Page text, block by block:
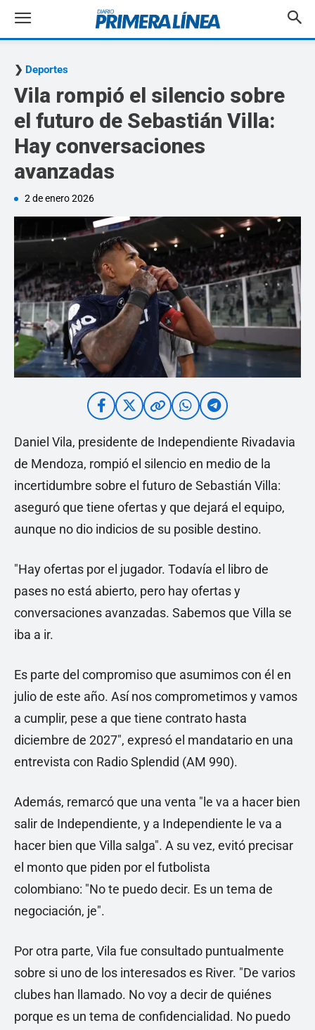
Deportes
Vila rompió el silencio sobre
el futuro de Sebastián Villa:
Hay conversaciones
avanzadas
2 de enero 2026
Daniel Vila, presidente de Independiente Rivadavia
de Mendoza, rompió el silencio en medio de la
incertidumbre sobre el futuro de Sebastián Villa:
aseguró que tiene ofertas y que dejará el equipo,
aunque no dio indicios de su posible destino.
"Hay ofertas por el jugador. Todavía el libro de
pases no está abierto, pero hay ofertas y
conversaciones avanzadas. Sabemos que Villa se
iba a ir.
Es parte del compromiso que asumimos con él en
julio de este año. Así nos comprometimos y vamos
a cumplir, pese a que tiene contrato hasta
diciembre de 2027", expresó el mandatario en una
entrevista con Radio Splendid (AM 990).
Además, remarcó que una venta "le va a hacer bien
salir de Independiente, y a Independiente le va a
hacer bien que Villa salga". A su vez, evitó precisar
el monto que piden por el futbolista
colombiano: "No te puedo decir. Es un tema de
negociación, je".
Por otra parte, Vila fue consultado puntualmente
sobre si uno de los interesados es River. "De varios
clubes han llamado. No voy a decir de quiénes
porque es un tema de confidencialidad. No puedo